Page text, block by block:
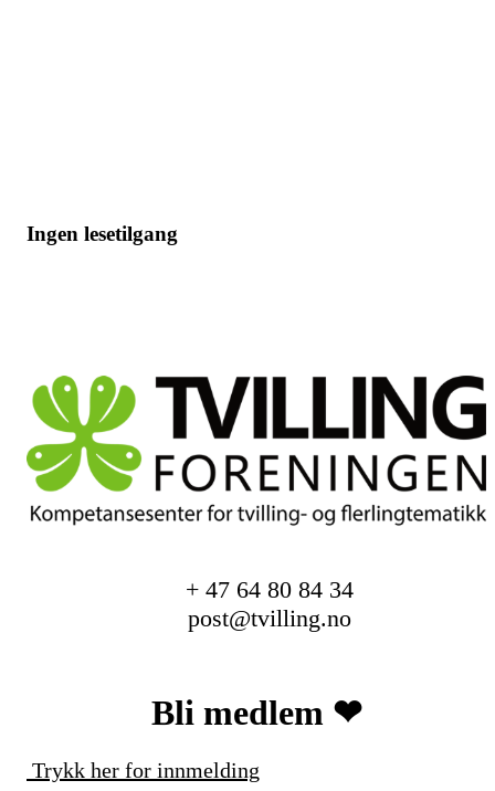
Ingen lesetilgang
+ 47 64 80 84 34
post@tvilling.no
Bli medlem ❤︎
Trykk her for innmelding